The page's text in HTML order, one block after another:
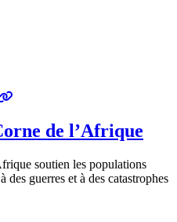
de l’Afrique
soutien les populations
des guerres et à des catastrophes